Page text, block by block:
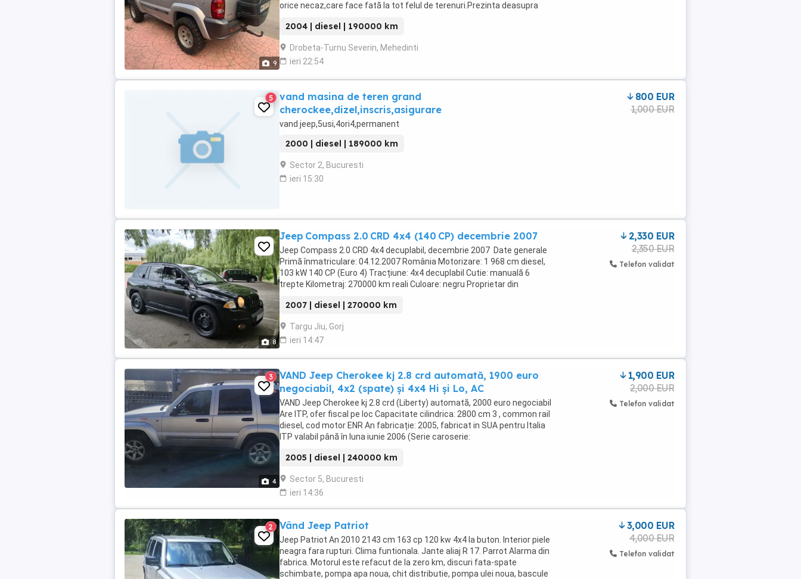
9
orice necaz,care face fată la tot felul de terenuri.Prezinta deasupra
2004 | diesel | 190000 km
Drobeta-Turnu Severin, Mehedinti
ieri 22:54
5
vand masina de teren grand
cherockee,dizel,inscris,asigurare
vand jeep,5usi,4ori4,permanent
2000 | diesel | 189000 km
Sector 2, Bucuresti
ieri 15:30
800 EUR
1,000 EUR
8
Jeep Compass 2.0 CRD 4x4 (140 CP) decembrie 2007
Jeep Compass 2.0 CRD 4x4 decuplabil, decembrie 2007 Date generale
Primă înmatriculare: 04.12.2007 România Motorizare: 1 968 cm diesel,
103 kW 140 CP (Euro 4) Tracțiune: 4x4 decuplabil Cutie: manuală 6
trepte Kilometraj: 270000 km reali Culoare: negru Proprietar din
2007 | diesel | 270000 km
Targu Jiu, Gorj
ieri 14:47
2,330 EUR
2,350 EUR
Telefon validat
4
3
VAND Jeep Cherokee kj 2.8 crd automată, 1900 euro
negociabil, 4x2 (spate) și 4x4 Hi și Lo, AC
VAND Jeep Cherokee kj 2.8 crd (Liberty) automată, 2000 euro negociabil
Are ITP, ofer fiscal pe loc Capacitate cilindrica: 2800 cm 3 , common rail
diesel, cod motor ENR An fabricație: 2005, fabricat in SUA pentru Italia
ITP valabil până în luna iunie 2006 (Serie caroserie:
2005 | diesel | 240000 km
Sector 5, Bucuresti
ieri 14:36
1,900 EUR
2,000 EUR
Telefon validat
2 Vând Jeep Patriot
Jeep Patriot An 2010 2143 cm 163 cp 120 kw 4x4 la buton. Interior piele
neagra fara rupturi. Clima funtionala. Jante aliaj R 17. Parrot Alarma din
fabrica. Motorul este refacut de la zero km, discuri fata-spate
schimbate, pompa apa noua, chit distributie, pompa ulei noua, bascule
3,000 EUR
4,000 EUR
Telefon validat